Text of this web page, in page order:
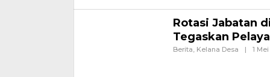
Rotasi Jabatan
Tegaskan
Berita, Kelana Desa | 1